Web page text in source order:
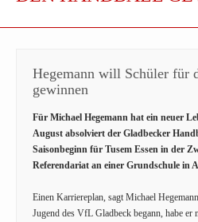
Hegemann will Schüler für
gewinnen
Für Michael Hegemann hat ein neuer
August absolviert der Gladbecker
Saisonbeginn für Tusem Essen in der
Referendariat an einer Grundschule in
Einen Karriereplan, sagt Michael
Jugend des VfL Gladbeck begann, habe er